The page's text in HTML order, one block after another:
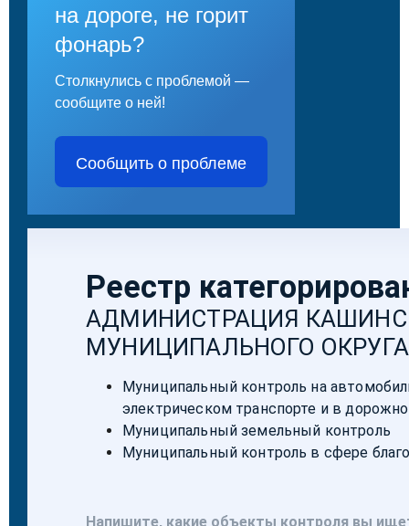
на дороге, не горит
фонарь?
Столкнулись с проблемой —
сообщите о ней!
Сообщить о проблеме